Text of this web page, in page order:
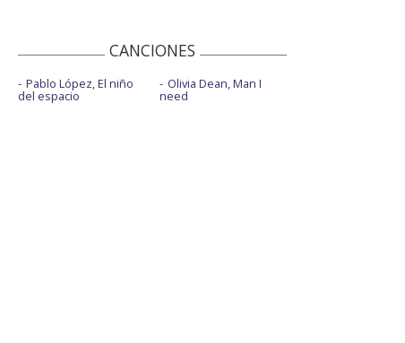
CANCIONES
Pablo López, El niño
del espacio
Olivia Dean, Man I
need